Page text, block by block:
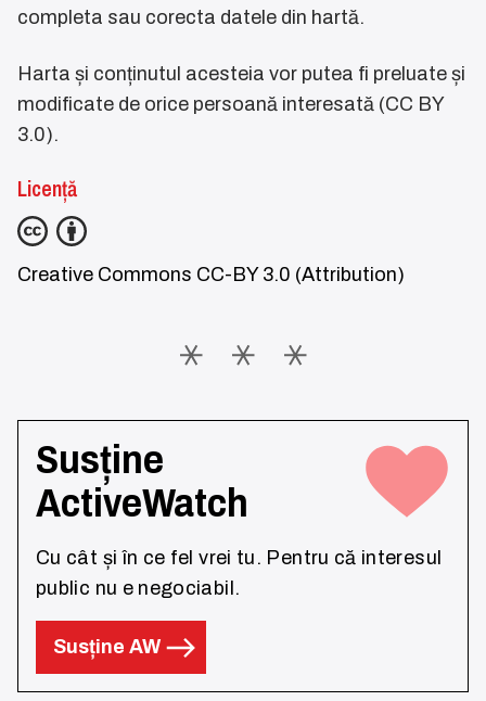
completa sau corecta datele din hartă.
Harta și conținutul acesteia vor putea fi preluate și
modificate de orice persoană interesată (CC BY
3.0).
Licență
Creative Commons CC-BY 3.0 (Attribution)
Susține
ActiveWatch
Cu cât și în ce fel vrei tu. Pentru că interesul
public nu e negociabil.
Susține AW